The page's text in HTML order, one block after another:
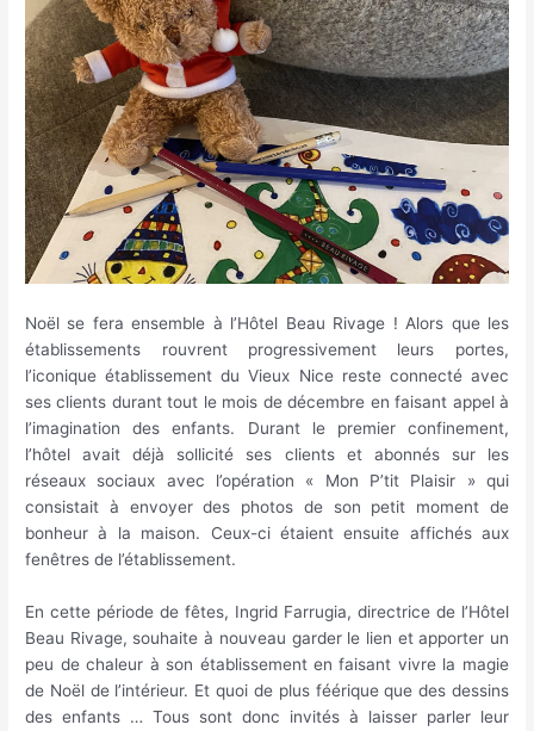
Noël se fera ensemble à l’Hôtel Beau Rivage ! Alors que les
établissements rouvrent progressivement leurs portes,
l’iconique établissement du Vieux Nice reste connecté avec
ses clients durant tout le mois de décembre en faisant appel à
l’imagination des enfants. Durant le premier confinement,
l’hôtel avait déjà sollicité ses clients et abonnés sur les
réseaux sociaux avec l’opération « Mon P’tit Plaisir » qui
consistait à envoyer des photos de son petit moment de
bonheur à la maison. Ceux-ci étaient ensuite affichés aux
fenêtres de l’établissement.
En cette période de fêtes, Ingrid Farrugia, directrice de l’Hôtel
Beau Rivage, souhaite à nouveau garder le lien et apporter un
peu de chaleur à son établissement en faisant vivre la magie
de Noël de l’intérieur. Et quoi de plus féérique que des dessins
des enfants … Tous sont donc invités à laisser parler leur